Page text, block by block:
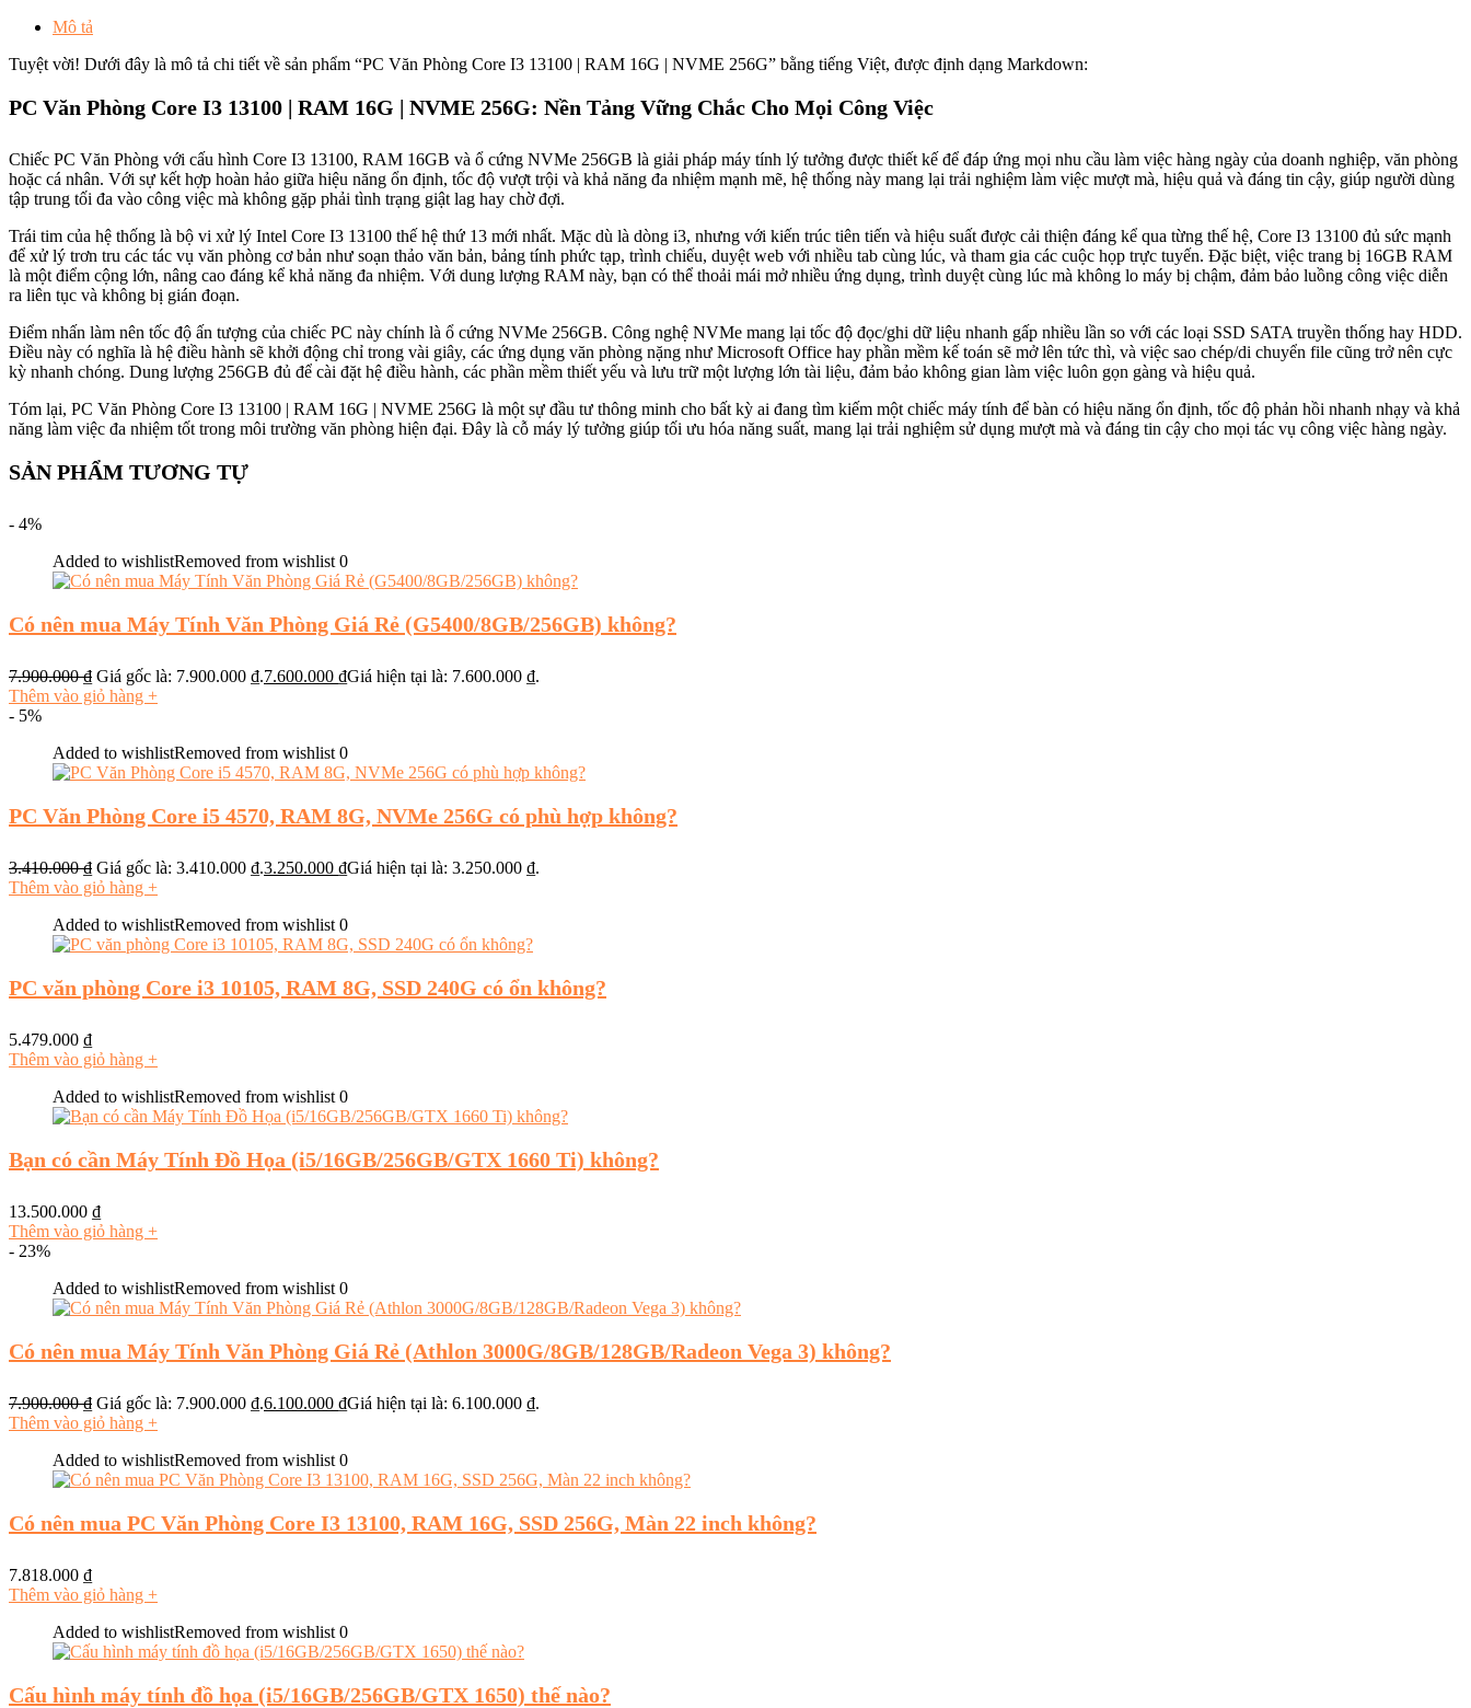
Mô tả
Tuyệt vời! Dưới đây là mô tả chi tiết về sản phẩm “PC Văn Phòng Core I3 13100 | RAM 16G | NVME 256G” bằng tiếng Việt, được định dạng Markdown:
PC Văn Phòng Core I3 13100 | RAM 16G | NVME 256G: Nền Tảng Vững Chắc Cho Mọi Công Việc
Chiếc PC Văn Phòng với cấu hình Core I3 13100, RAM 16GB và ổ cứng NVMe 256GB là giải pháp máy tính lý tưởng được thiết kế để đáp ứng mọi nhu cầu làm việc hàng ngày của doanh nghiệp, văn phòng
hoặc cá nhân. Với sự kết hợp hoàn hảo giữa hiệu năng ổn định, tốc độ vượt trội và khả năng đa nhiệm mạnh mẽ, hệ thống này mang lại trải nghiệm làm việc mượt mà, hiệu quả và đáng tin cậy, giúp người dùng
tập trung tối đa vào công việc mà không gặp phải tình trạng giật lag hay chờ đợi.
Trái tim của hệ thống là bộ vi xử lý Intel Core I3 13100 thế hệ thứ 13 mới nhất. Mặc dù là dòng i3, nhưng với kiến trúc tiên tiến và hiệu suất được cải thiện đáng kể qua từng thế hệ, Core I3 13100 đủ sức mạnh
để xử lý trơn tru các tác vụ văn phòng cơ bản như soạn thảo văn bản, bảng tính phức tạp, trình chiếu, duyệt web với nhiều tab cùng lúc, và tham gia các cuộc họp trực tuyến. Đặc biệt, việc trang bị 16GB RAM
là một điểm cộng lớn, nâng cao đáng kể khả năng đa nhiệm. Với dung lượng RAM này, bạn có thể thoải mái mở nhiều ứng dụng, trình duyệt cùng lúc mà không lo máy bị chậm, đảm bảo luồng công việc diễn
ra liên tục và không bị gián đoạn.
Điểm nhấn làm nên tốc độ ấn tượng của chiếc PC này chính là ổ cứng NVMe 256GB. Công nghệ NVMe mang lại tốc độ đọc/ghi dữ liệu nhanh gấp nhiều lần so với các loại SSD SATA truyền thống hay HDD.
Điều này có nghĩa là hệ điều hành sẽ khởi động chỉ trong vài giây, các ứng dụng văn phòng nặng như Microsoft Office hay phần mềm kế toán sẽ mở lên tức thì, và việc sao chép/di chuyển file cũng trở nên cực
kỳ nhanh chóng. Dung lượng 256GB đủ để cài đặt hệ điều hành, các phần mềm thiết yếu và lưu trữ một lượng lớn tài liệu, đảm bảo không gian làm việc luôn gọn gàng và hiệu quả.
Tóm lại, PC Văn Phòng Core I3 13100 | RAM 16G | NVME 256G là một sự đầu tư thông minh cho bất kỳ ai đang tìm kiếm một chiếc máy tính để bàn có hiệu năng ổn định, tốc độ phản hồi nhanh nhạy và khả
năng làm việc đa nhiệm tốt trong môi trường văn phòng hiện đại. Đây là cỗ máy lý tưởng giúp tối ưu hóa năng suất, mang lại trải nghiệm sử dụng mượt mà và đáng tin cậy cho mọi tác vụ công việc hàng ngày.
SẢN PHẨM TƯƠNG TỰ
- 4%
Added to wishlistRemoved from wishlist 0
Có nên mua Máy Tính Văn Phòng Giá Rẻ (G5400/8GB/256GB) không?
7.900.000₫ Giá gốc là: 7.900.000 ₫.7.600.000 ₫Giá hiện tại là: 7.600.000 ₫.
Thêm vào giỏ hàng +
- 5%
Added to wishlistRemoved from wishlist 0
PC Văn Phòng Core i5 4570, RAM 8G, NVMe 256G có phù hợp không?
3.410.000₫ Giá gốc là: 3.410.000 ₫.3.250.000 ₫Giá hiện tại là: 3.250.000 ₫.
Thêm vào giỏ hàng +
Added to wishlistRemoved from wishlist 0
PC văn phòng Core i3 10105, RAM 8G, SSD 240G có ổn không?
5.479.000 ₫
Thêm vào giỏ hàng +
Added to wishlistRemoved from wishlist 0
Bạn có cần Máy Tính Đồ Họa (i5/16GB/256GB/GTX 1660 Ti) không?
13.500.000 ₫
Thêm vào giỏ hàng +
- 23%
Added to wishlistRemoved from wishlist 0
Có nên mua Máy Tính Văn Phòng Giá Rẻ (Athlon 3000G/8GB/128GB/Radeon Vega 3) không?
7.900.000₫ Giá gốc là: 7.900.000 ₫.6.100.000 ₫Giá hiện tại là: 6.100.000 ₫.
Thêm vào giỏ hàng +
Added to wishlistRemoved from wishlist 0
Có nên mua PC Văn Phòng Core I3 13100, RAM 16G, SSD 256G, Màn 22 inch không?
7.818.000 ₫
Thêm vào giỏ hàng +
Added to wishlistRemoved from wishlist 0
Cấu hình máy tính đồ họa (i5/16GB/256GB/GTX 1650) thế nào?